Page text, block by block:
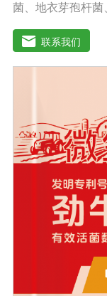
菌、地衣芽孢杆菌
放大量养分，增
氮磷钾、中微量元
高。【中劲6号微
群有效的抑制病
萎、烂根、根肿
的发生。 1、改
结构，疏松土壤
土壤有机质，调
善土壤中养分的
原因造成的减产
害，烧根烧菌，
端生物技术精制
肥保水、生物护
成，提高坐果率
剂中的各种菌能
物，对重金属在
解决土壤重金属
联系我们